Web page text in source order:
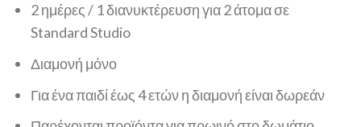
2 ημέρες / 1 διανυκτέρευση για 2 άτομα σε
Standard Studio
Διαμονή μόνο
Για ένα παιδί έως 4 ετών η διαμονή είναι δωρεάν